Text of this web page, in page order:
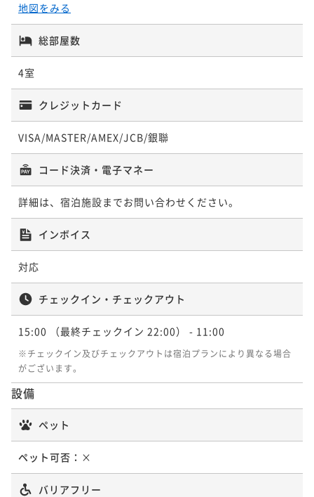
地図をみる
総部屋数
4室
クレジットカード
VISA/MASTER/AMEX/JCB/銀聯
コード決済・電子マネー
詳細は、宿泊施設までお問い合わせください。
インボイス
対応
チェックイン・チェックアウト
15:00 （最終チェックイン 22:00） - 11:00
※チェックイン及びチェックアウトは宿泊プランにより異なる場合
がございます。
設備
ペット
ペット可否： ×
バリアフリー